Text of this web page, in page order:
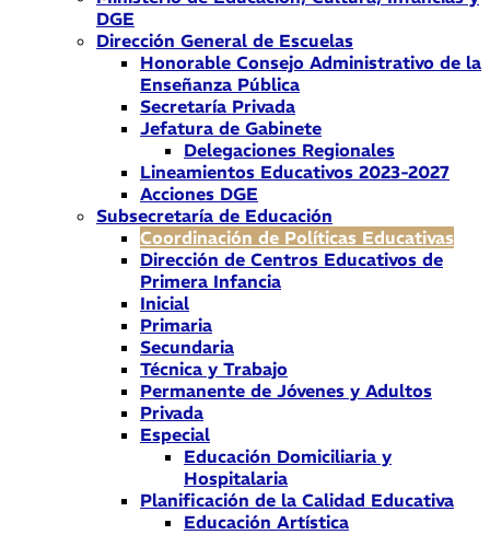
DGE
Dirección General de Escuelas
Honorable Consejo Administrativo de la
Enseñanza Pública
Secretaría Privada
Jefatura de Gabinete
Delegaciones Regionales
Lineamientos Educativos 2023-2027
Acciones DGE
Subsecretaría de Educación
Coordinación de Políticas Educativas
Dirección de Centros Educativos de
Primera Infancia
Inicial
Primaria
Secundaria
Técnica y Trabajo
Permanente de Jóvenes y Adultos
Privada
Especial
Educación Domiciliaria y
Hospitalaria
Planificación de la Calidad Educativa
Educación Artística